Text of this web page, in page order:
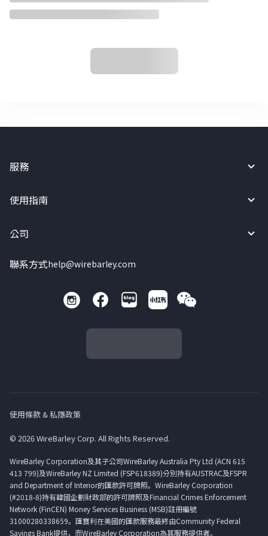
服務
使用指南
公司
聯系方式help@wirebarley.com
使用條款 & 私隱政策
© 2026 WireBarley Corp. All Rights Reserved.
WireBarley Corporation及其子公司WireBarley Australia Pty Ltd (ACN 615
413 799)及WireBarley NZ Limited (FSP618389)分別持有AUSTRAC及FSPR
and Department of Interior的匯款許可牌照。WireBarley Corporation
(#2018-8)持有韓國企劃財政部的許可牌照及Financial Crimes Enforcement
Network (FinCEN) Money Services Business (MSB)註冊編號
31000280338659。匯寶利在美國的匯款服務最終由Community Federal
Savings Bank提供，而WireBarley Corporation為其服務提供者。